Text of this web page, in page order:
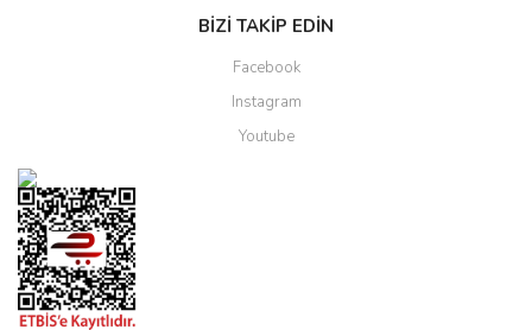
BİZİ TAKİP EDİN
Facebook
Instagram
Youtube